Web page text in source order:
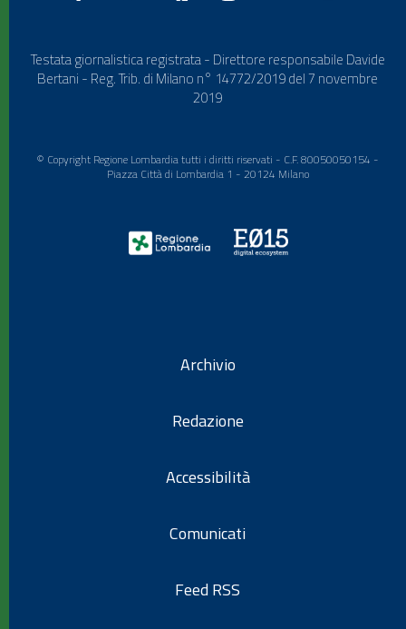
Testata giornalistica registrata - Direttore responsabile Davide
Bertani - Reg. Trib. di Milano n° 14772/2019 del 7 novembre
2019
© Copyright Regione Lombardia tutti i diritti riservati - C.F. 80050050154 -
Piazza Città di Lombardia 1 - 20124 Milano
Archivio
Redazione
Accessibilità
Comunicati
Feed RSS